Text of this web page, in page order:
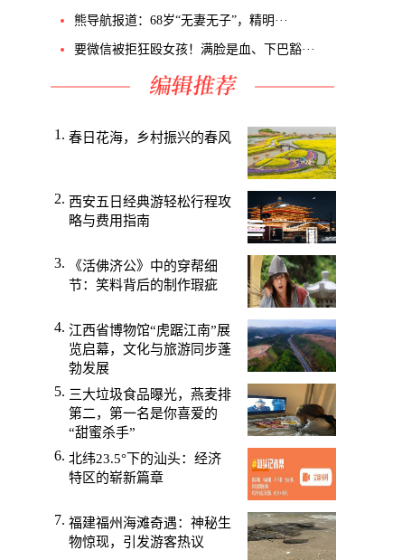
熊导航报道：68岁“无妻无子”，精明···
要微信被拒狂殴女孩！满脸是血、下巴豁···
春日花海，乡村振兴的春风
西安五日经典游轻松行程攻
略与费用指南
《活佛济公》中的穿帮细
节：笑料背后的制作瑕疵
江西省博物馆“虎踞江南”展
览启幕，文化与旅游同步蓬
勃发展
三大垃圾食品曝光，燕麦排
第二，第一名是你喜爱的
“甜蜜杀手”
北纬23.5°下的汕头：经济
特区的崭新篇章
福建福州海滩奇遇：神秘生
物惊现，引发游客热议